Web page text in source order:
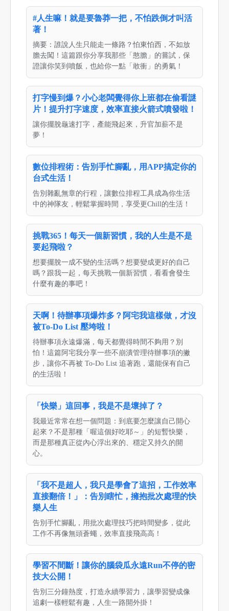
#人生嘛！就是要魯莽一把，不怕跌倒才叫活
著！
摘要：誰說人生只能走一條路？怕東怕西，不如放
膽去闖！這篇跟你分享我那些「憨膽」的嘗試，保
證讓你笑到噴飯，也給你一點「敢衝」的勇氣！
打字慢到爆？小心老闆覺得你上班都在偷看謎
片！提升打字速度，效率直接火箭式噴發啦！
讓你擺脫龜速打字，產能飛起來，升官加薪不是
夢！
數位排程術：告別手忙腳亂，用APP搞定你的
台式生活！
告別雜亂無章的行程，讓數位排程工具成為你生活
中的神隊友，輕鬆掌握時間，享受更Chill的生活！
挑戰365！每天一個新習慣，我的人生是不是
要起飛啦？
想要擺脫一成不變的生活嗎？想要變成更好的自己
嗎？跟我一起，每天挑戰一個新習慣，看看會發生
什麼有趣的事吧！
天啊！待辦事項爆炸多？阿宅我這樣做，才沒
被To-Do List 壓垮啦！
待辦事項永遠爆滿，每天都覺得時間不夠用？別
怕！這篇阿宅我分享一些不崩潰管理待辦事項的撇
步，讓你不再被 To-Do List 追著跑，還能保有自己
的生活啦！
「快樂」這回事，我是不是壞掉了？
我最近常常在想一個問題：到底要怎麼讓自己開心
起來？不是那種「喔這個好吃耶～」的短暫快樂，
而是那種真正從內心浮出來的、穩定又持久的開
心。
「我不是超人，我只是學會了這招，工作效率
直接翻倍！」：告別瞎忙，擁抱批次處理的快
樂人生
告別手忙腳亂，用批次處理技巧把時間變多，從此
工作不再像無頭蒼蠅，效率直接飛高高！
學習不間斷！讓你的腦袋瓜永遠Run不停的密
技大公開！
告別三分鐘熱度，打造永續學習力，讓學習變成像
追劇一樣輕鬆有趣，人生一路開外掛！